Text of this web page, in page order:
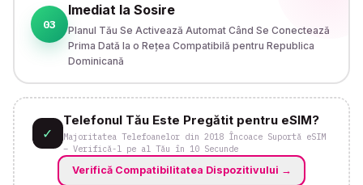
03
Imediat la Sosire
Planul Tău Se Activează Automat Când Se Conectează
Prima Dată la o Rețea Compatibilă pentru Republica
Dominicană
✓
Telefonul Tău Este Pregătit pentru eSIM?
Majoritatea Telefoanelor din 2018 Încoace Suportă eSIM
– Verifică-l pe al Tău în 10 Secunde
Verifică Compatibilitatea Dispozitivului →